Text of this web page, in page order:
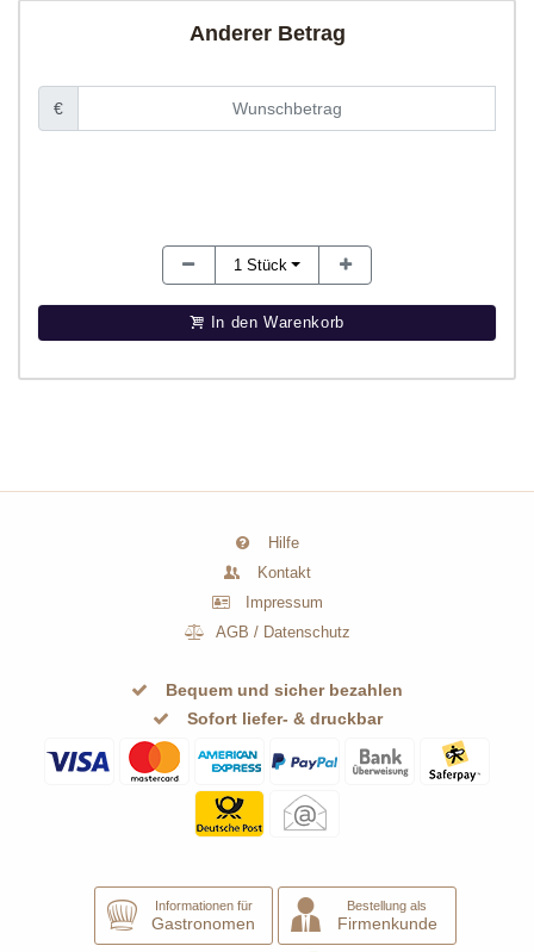
Anderer Betrag
€
1 Stück
In den Warenkorb
Hilfe
Kontakt
Impressum
AGB / Datenschutz
Bequem und sicher bezahlen
Sofort liefer- & druckbar
Informationen für
Gastronomen
Bestellung als
Firmenkunde